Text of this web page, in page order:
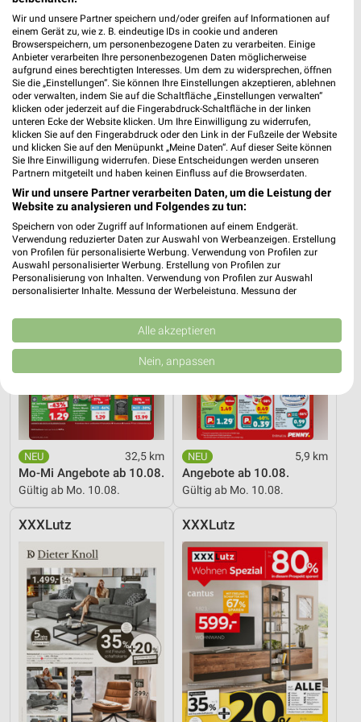
6,3 km
Angebote ab 17.08.
Gültig ab Mo. 17.08.
0,7 km
Angebote ab 10.08.
32,5 km
Mo-Mi Angebote ab 10.08.
Gültig ab Mo. 10.08.
5,9 km
Angebote ab 10.08.
Gültig ab Mo. 10.08.
XXXLutz XXXLutz
Wir und unsere Partner speichern und/oder greifen auf Informationen auf
einem Gerät zu, wie z. B. eindeutige IDs in cookie und anderen
Browserspeichern, um personenbezogene Daten zu verarbeiten. Einige
Anbieter verarbeiten Ihre personenbezogenen Daten möglicherweise
aufgrund eines berechtigten Interesses. Um dem zu widersprechen, öffnen
Sie die „Einstellungen“. Sie können Ihre Einstellungen akzeptieren, ablehnen
oder verwalten, indem Sie auf die Schaltfläche „Einstellungen verwalten“
klicken oder jederzeit auf die Fingerabdruck-Schaltfläche in der linken
unteren Ecke der Website klicken. Um Ihre Einwilligung zu widerrufen,
klicken Sie auf den Fingerabdruck oder den Link in der Fußzeile der Website
und klicken Sie auf den Menüpunkt „Meine Daten“. Auf dieser Seite können
Sie Ihre Einwilligung widerrufen. Diese Entscheidungen werden unseren
Partnern mitgeteilt und haben keinen Einfluss auf die Browserdaten.
Wir und unsere Partner verarbeiten Daten, um die Leistung der
Website zu analysieren und Folgendes zu tun:
Speichern von oder Zugriff auf Informationen auf einem Endgerät.
Verwendung reduzierter Daten zur Auswahl von Werbeanzeigen. Erstellung
von Profilen für personalisierte Werbung. Verwendung von Profilen zur
Auswahl personalisierter Werbung. Erstellung von Profilen zur
Personalisierung von Inhalten. Verwendung von Profilen zur Auswahl
personalisierter Inhalte. Messung der Werbeleistung. Messung der
Kombinationen von Daten aus verschiedenen Quellen. Entwicklung und
Verbesserung der Angebote. Verwendung reduzierter Daten zur Auswahl
von Inhalten.
Daten können außerhalb der Europäischen Union weitergegeben und in die
USA gesendet werden.
Website/App.
Partnerliste anzeigen (1 IAB-Anbieter)
Wir nutzen Ihre Daten für folgende Zwecke:
IAB-Verarbeitungszwecke:
Speichern von oder Zugriff auf Informationen
auf einem Endgerät
Verwendung reduzierter Daten zur Auswahl von
Erstellung von Profilen für personalisierte
Werbung
Verwendung von Profilen zur Auswahl
personalisierter Werbung
Erstellung von Profilen zur Personalisierung
von Inhalten
Verwendung von Profilen zur Auswahl
Alle akzeptieren
Nein, anpassen